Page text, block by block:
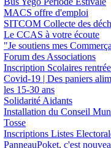
MACS offre d'emploi
SITCOM Collecte des
Le CCAS à votre écoute
"Je soutiens mes
Forum des Associations
Inscription Scolaires
Covid-19 | Des paniers
les 15-30 ans
Solidarité Aidants
Installation du Conseil
Tosse
Inscriptions Listes
PanneauPoket, c'est